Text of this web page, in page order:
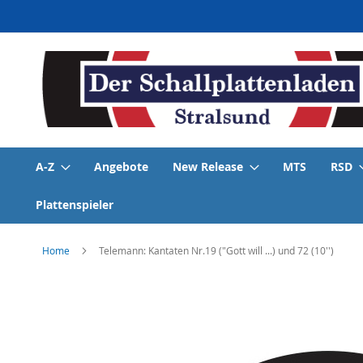
zum
Inhalt
A-Z Angebote New Release MTS RSD
Plattenspieler
Home Telemann: Kantaten Nr.19 ("Gott will ...) und 72 (10'')